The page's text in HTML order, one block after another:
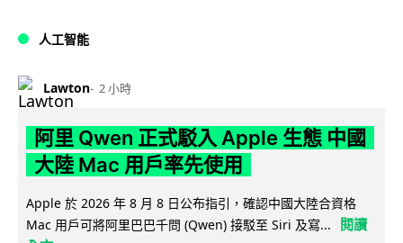
人工智能
Lawton 2 小時
阿里 Qwen 正式駁入 Apple 生態 中國
大陸 Mac 用戶率先使用
Apple 於 2026 年 8 月 8 日公布指引，確認中國大陸合資格
Mac 用戶可將阿里巴巴千問 (Qwen) 接駁至 Siri 及寫...
閱讀